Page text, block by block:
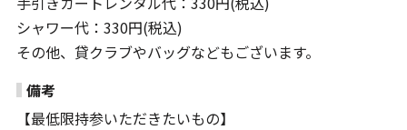
シャワー代：330円(税込)
その他、貸クラブやバッグなどもございます。
備考
【最低限持参いただきたいもの】